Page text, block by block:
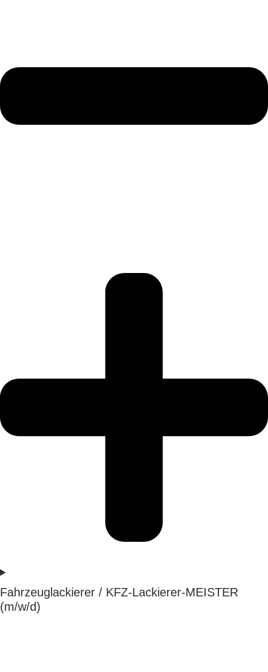
Fahrzeuglackierer / KFZ-Lackierer-MEISTER
(m/w/d)